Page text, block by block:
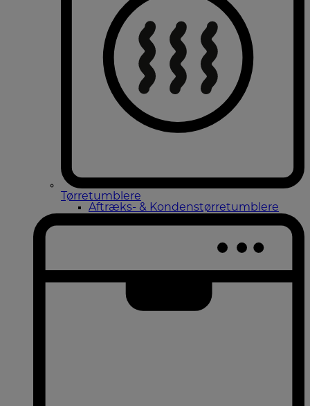
Tørretumblere
Aftræks- & Kondenstørretumblere